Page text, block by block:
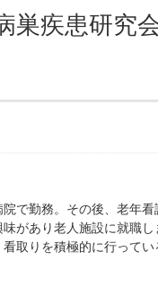
疾患研究
で勤務。その後、老年
味があり老人施設に就職
取りを積極的に行って